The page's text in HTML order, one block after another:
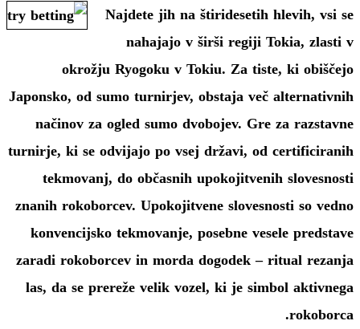
Najdete jih na štiridesetih hlevih, vsi se
nahajajo v širši regiji Tokia, zlasti v
okrožju Ryogoku v Tokiu. Za tiste, ki obiščejo
Japonsko, od sumo turnirjev, obstaja več alternativnih
načinov za ogled sumo dvobojev. Gre za razstavne
turnirje, ki se odvijajo po vsej državi, od certificiranih
tekmovanj, do občasnih upokojitvenih slovesnosti
znanih rokoborcev. Upokojitvene slovesnosti so vedno
konvencijsko tekmovanje, posebne vesele predstave
zaradi rokoborcev in morda dogodek – ritual rezanja
las, da se prereže velik vozel, ki je simbol aktivnega
rokoborca.